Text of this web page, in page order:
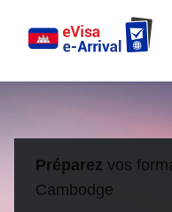
Préparez vos
Cambodge